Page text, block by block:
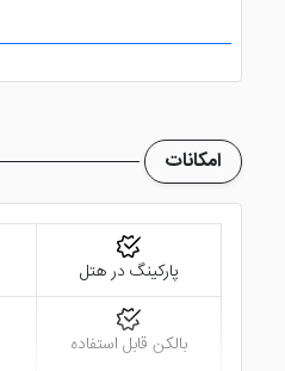
امکانات
پارکینگ در هتل
بالکن قابل استفاده